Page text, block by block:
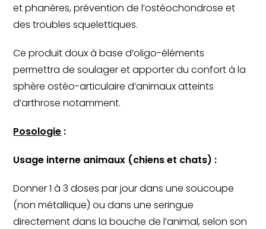
et phanères, prévention de l’ostéochondrose et
des troubles squelettiques.
Ce produit doux à base d’oligo-éléments
permettra de soulager et apporter du confort à la
sphère ostéo-articulaire d’animaux atteints
d’arthrose notamment.
Posologie :
Usage interne animaux (chiens et chats) :
Donner 1 à 3 doses par jour dans une soucoupe
(non métallique) ou dans une seringue
directement dans la bouche de l’animal, selon son